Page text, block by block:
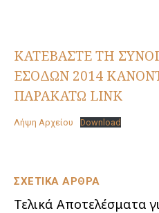
ΣΧΕΤΙΚΑ ΑΡΘΡΑ
Τελικά Αποτελέσματα
ΚΑΤΕΒΑΣΤΕ ΤΗ
ΕΣΟΔΩΝ 2014
ΠΑΡΑΚΑΤΩ LINK
Λήψη Αρχείου Download